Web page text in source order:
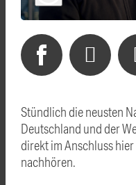
Stündlich die neusten
Deutschland und der
direkt im Anschluss
nachhören.